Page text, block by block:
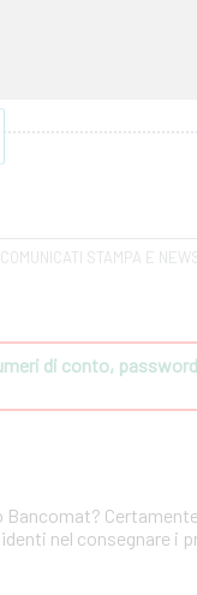
COMUNICATI STAMPA E
di conto,
nel consegnare i